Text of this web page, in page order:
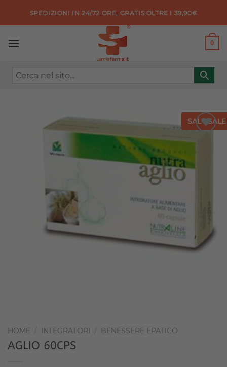
SPEDIZIONI IN 24/72 ORE, GRATIS OLTRE I 39,90€
0
SALE SALE
Aggiungi
desideri
HOME / INTEGRATORI / BENESSERE EPATICO
AGLIO 60CPS